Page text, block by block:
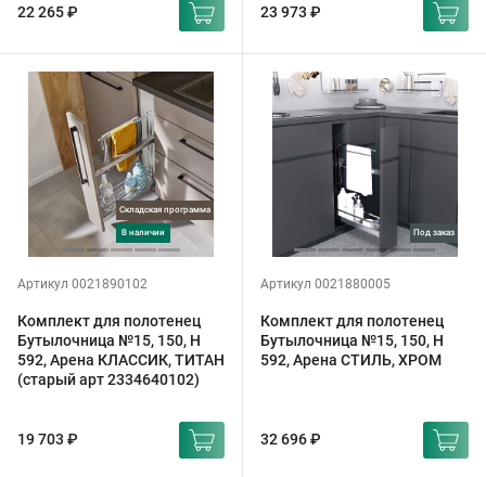
22 265 ₽ 23 973 ₽
Складская программа
в наличии
Артикул 0021890102
Комплект для полотенец
Бутылочница №15, 150, H
592, Арена КЛАССИК, ТИТАН
(старый арт 2334640102)
19 703 ₽
под заказ
Артикул 0021880005
Комплект для полотенец
Бутылочница №15, 150, H
592, Арена СТИЛЬ, ХРОМ
32 696 ₽